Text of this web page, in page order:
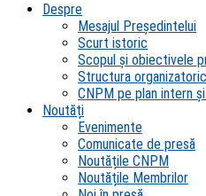
Despre
Mesajul Președintelui
Scurt istoric
Scopul şi obiectivele
Structura
CNPM pe plan intern
Noutăți
Evenimente
Comunicate de presă
Noutățile CNPM
Noutățile Membrilor